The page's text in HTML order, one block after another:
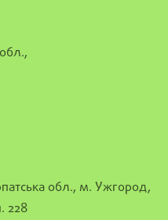
обл., м. Ужгород,
228